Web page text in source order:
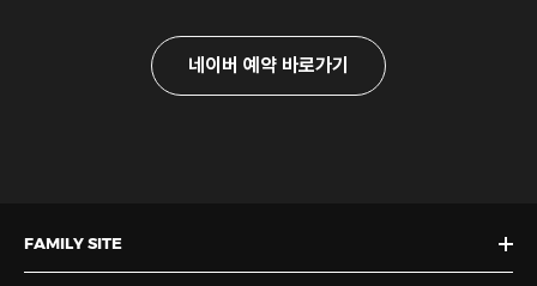
네이버 예약 바로가기
FAMILY SITE